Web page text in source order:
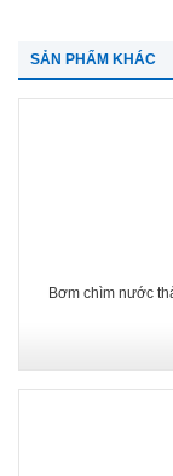
SẢN PHẨM KHÁC
Bơm chìm nước